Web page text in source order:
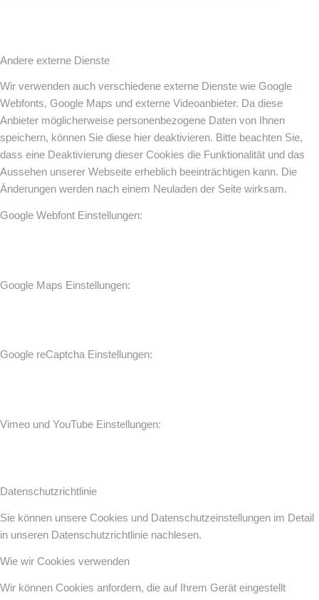
Andere externe Dienste
Wir verwenden auch verschiedene externe Dienste wie Google
Webfonts, Google Maps und externe Videoanbieter. Da diese
Anbieter möglicherweise personenbezogene Daten von Ihnen
speichern, können Sie diese hier deaktivieren. Bitte beachten Sie,
dass eine Deaktivierung dieser Cookies die Funktionalität und das
Aussehen unserer Webseite erheblich beeinträchtigen kann. Die
Änderungen werden nach einem Neuladen der Seite wirksam.
Google Webfont Einstellungen:
Google Maps Einstellungen:
Google reCaptcha Einstellungen:
Vimeo und YouTube Einstellungen:
Datenschutzrichtlinie
Sie können unsere Cookies und Datenschutzeinstellungen im Detail
in unseren Datenschutzrichtlinie nachlesen.
Wie wir Cookies verwenden
Wir können Cookies anfordern, die auf Ihrem Gerät eingestellt